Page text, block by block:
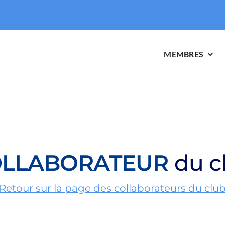
MEMBRES
du
Retour sur la page des collaborateurs du